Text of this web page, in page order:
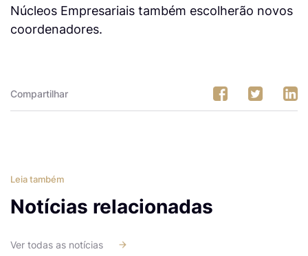
Núcleos Empresariais também escolherão novos
coordenadores.
Compartilhar
Leia também
Notícias relacionadas
Ver todas as notícias